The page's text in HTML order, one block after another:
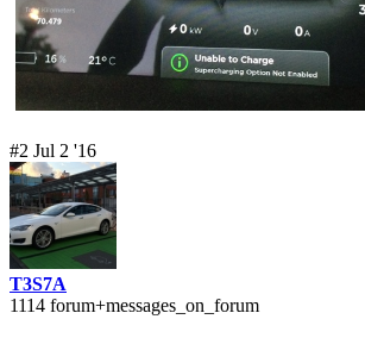
#2 Jul 2 '16
T3S7A
1114 forum+messages_on_forum